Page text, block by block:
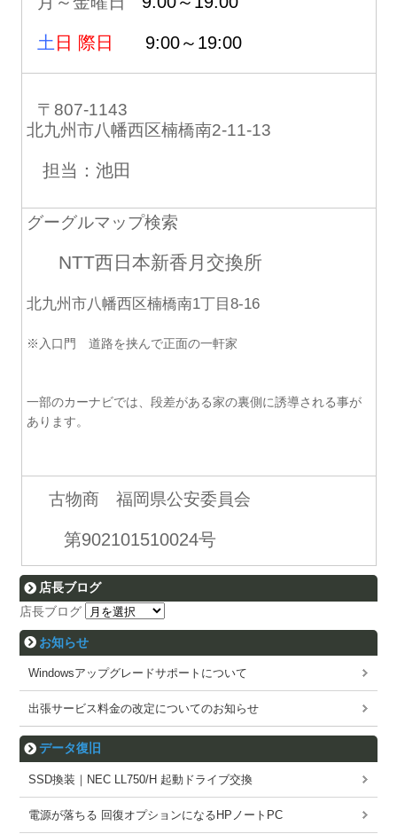
土 日 際日 9:00～19:00
〒807-1143
北九州市八幡西区楠橋南2-11-13
担当：池田
グーグルマップ検索
NTT西日本新香月交換所
北九州市八幡西区楠橋南1丁目8-16
※入口門 道路を挟んで正面の一軒家
一部のカーナビでは、段差がある家の裏側に誘導される事が
あります。
古物商 福岡県公安委員会
第902101510024号
店長ブログ
店長ブログ
お知らせ
Windowsアップグレードサポートについて
出張サービス料金の改定についてのお知らせ
データ復旧
SSD換装｜NEC LL750/H 起動ドライブ交換
電源が落ちる 回復オプションになるHPノートPC